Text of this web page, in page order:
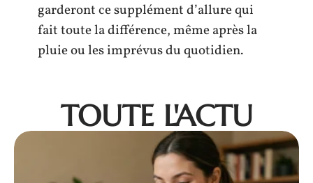
garderont ce supplément d’allure qui
fait toute la différence, même après la
pluie ou les imprévus du quotidien.
TOUTE L'ACTU